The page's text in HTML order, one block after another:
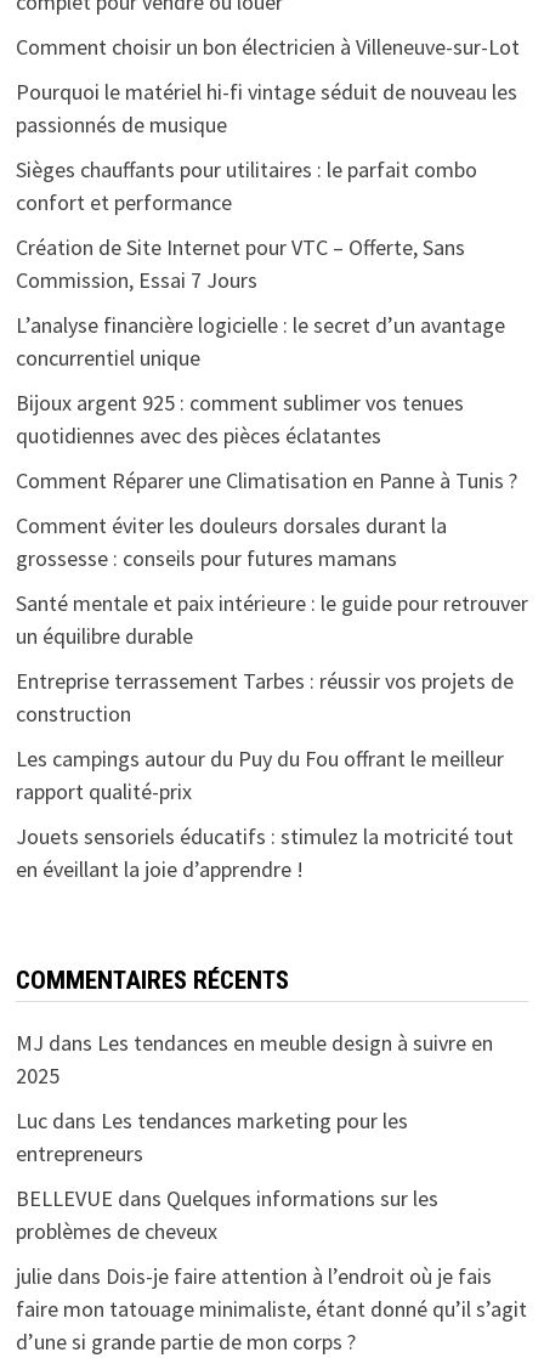
Comment choisir un bon électricien à Villeneuve-sur-Lot
Pourquoi le matériel hi-fi vintage séduit de nouveau les
passionnés de musique
Sièges chauffants pour utilitaires : le parfait combo
confort et performance
Création de Site Internet pour VTC – Offerte, Sans
Commission, Essai 7 Jours
L’analyse financière logicielle : le secret d’un avantage
concurrentiel unique
Bijoux argent 925 : comment sublimer vos tenues
quotidiennes avec des pièces éclatantes
Comment Réparer une Climatisation en Panne à Tunis ?
Comment éviter les douleurs dorsales durant la
grossesse : conseils pour futures mamans
Santé mentale et paix intérieure : le guide pour retrouver
un équilibre durable
Entreprise terrassement Tarbes : réussir vos projets de
construction
Les campings autour du Puy du Fou offrant le meilleur
rapport qualité-prix
Jouets sensoriels éducatifs : stimulez la motricité tout
en éveillant la joie d’apprendre !
COMMENTAIRES RÉCENTS
MJ dans Les tendances en meuble design à suivre en
2025
Lucdans Les tendances marketing pour les
entrepreneurs
BELLEVUE dans Quelques informations sur les
problèmes de cheveux
juliedans Dois-je faire attention à l’endroit où je fais
faire mon tatouage minimaliste, étant donné qu’il s’agit
d’une si grande partie de mon corps ?